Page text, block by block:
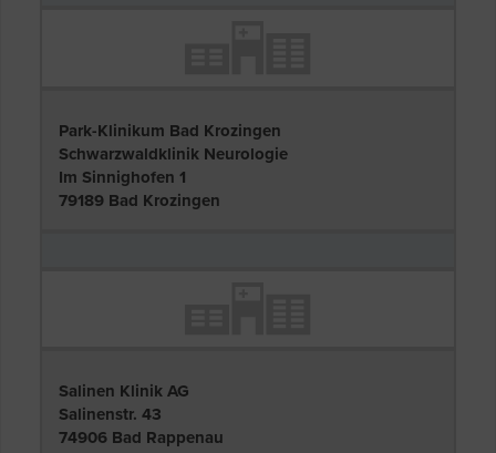
Park-Klinikum Bad Krozingen
Schwarzwaldklinik Neurologie
Im Sinnighofen 1
79189 Bad Krozingen
Salinen Klinik AG
Salinenstr. 43
74906 Bad Rappenau